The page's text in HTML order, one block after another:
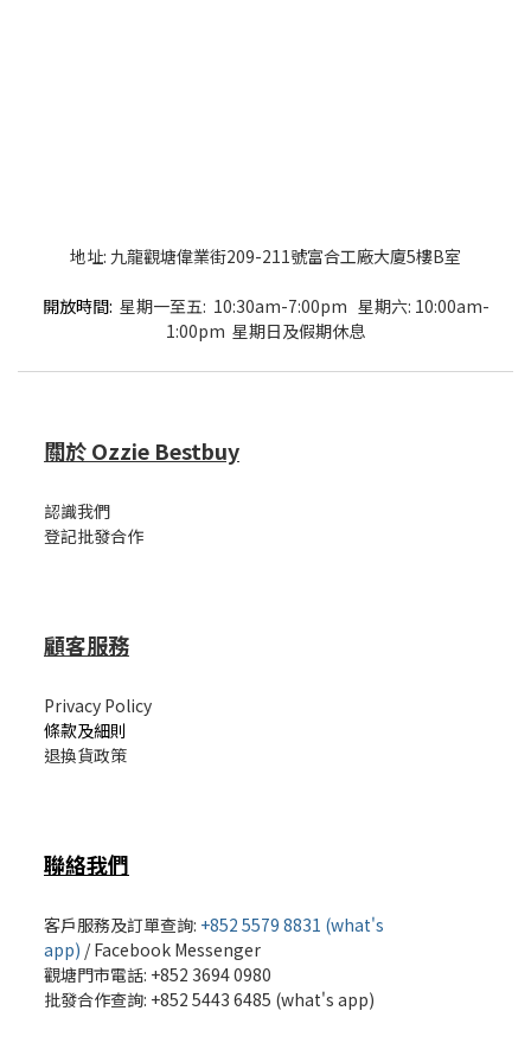
地址: 九龍觀塘偉業街209-211號富合工廠大廈5樓B室
開放時間: 星期一至五: 10:30am-7:00pm 星期六: 10:00am-
1:00pm 星期日及假期休息
關於 Ozzie Bestbuy
認識我們
登記批發合作
顧客服務
Privacy Policy
條款及細則
退換貨政策
聯絡我們
客戶服務及訂單查詢: +852 5579 8831 (what's
app) /Facebook Messenger
觀塘門市電話: +852 3694 0980
批發合作查詢: +852 5443 6485 (what's app)